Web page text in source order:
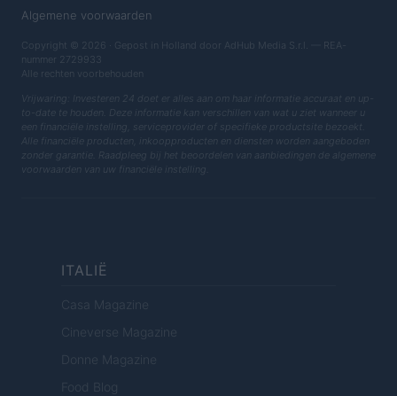
Algemene voorwaarden
Copyright © 2026 · Gepost in Holland door AdHub Media S.r.l. — REA-
nummer 2729933
Alle rechten voorbehouden
Vrijwaring: Investeren 24 doet er alles aan om haar informatie accuraat en up-
to-date te houden. Deze informatie kan verschillen van wat u ziet wanneer u
een financiële instelling, serviceprovider of specifieke productsite bezoekt.
Alle financiële producten, inkoopproducten en diensten worden aangeboden
zonder garantie. Raadpleeg bij het beoordelen van aanbiedingen de algemene
voorwaarden van uw financiële instelling.
ITALIË
Casa Magazine
Cineverse Magazine
Donne Magazine
Food Blog